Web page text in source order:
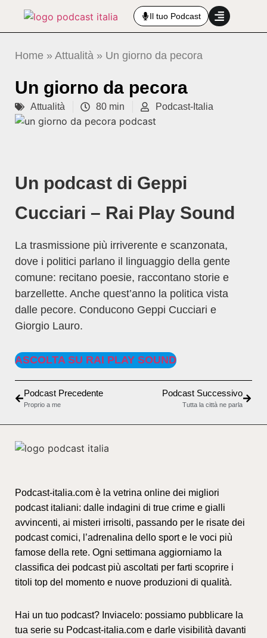
Il tuo Podcast
Home » Attualità » Un giorno da pecora
Un giorno da pecora
Attualità 80 min Podcast-Italia
Un podcast di Geppi
Cucciari – Rai Play Sound
La trasmissione più irriverente e scanzonata,
dove i politici parlano il linguaggio della gente
comune: recitano poesie, raccontano storie e
barzellette. Anche quest’anno la politica vista
dalle pecore. Conducono Geppi Cucciari e
Giorgio Lauro.
ASCOLTA SU RAI PLAY SOUND
Podcast Precedente
Proprio a me
Podcast Successivo
Tutta la città ne parla
Podcast-italia.com è la vetrina online dei migliori
podcast italiani: dalle indagini di true crime e gialli
avvincenti, ai misteri irrisolti, passando per le risate dei
podcast comici, l’adrenalina dello sport e le voci più
famose della rete. Ogni settimana aggiorniamo la
classifica dei podcast più ascoltati per farti scoprire i
titoli top del momento e nuove produzioni di qualità.
Hai un tuo podcast? Inviacelo: possiamo pubblicare la
tua serie su Podcast-italia.com e darle visibilità davanti